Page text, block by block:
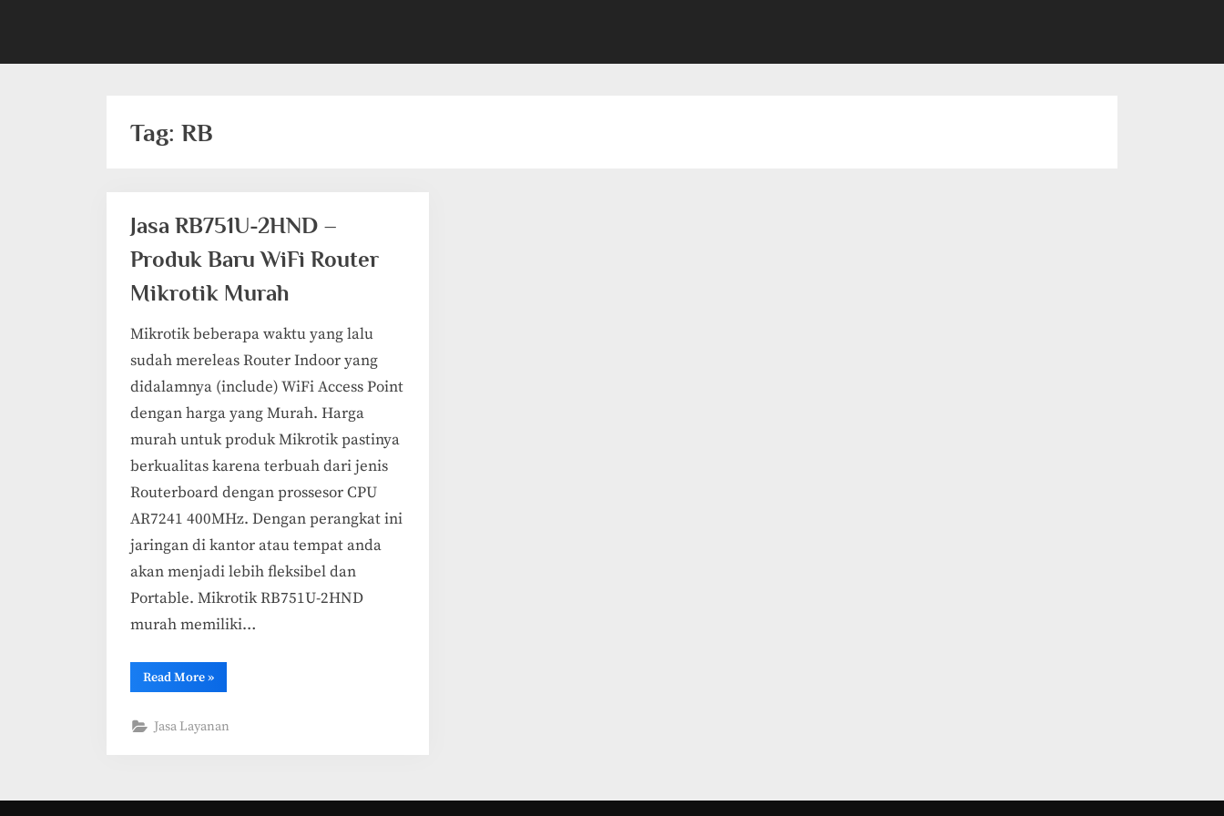
Tag: RB
Jasa RB751U-2HND –
Produk Baru WiFi Router
Mikrotik Murah
Mikrotik beberapa waktu yang lalu
sudah mereleas Router Indoor yang
didalamnya (include) WiFi Access Point
dengan harga yang Murah. Harga
murah untuk produk Mikrotik pastinya
berkualitas karena terbuah dari jenis
Routerboard dengan prossesor CPU
AR7241 400MHz. Dengan perangkat ini
jaringan di kantor atau tempat anda
akan menjadi lebih fleksibel dan
Portable. Mikrotik RB751U-2HND
murah memiliki…
Read More“Jasa
RB751U-
Produk
»
Jasa Layanan